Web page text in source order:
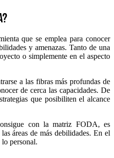
que se emplea para conocer
y amenazas. Tanto de una
o simplemente en el aspecto
a las fibras más profundas de
de cerca las capacidades. De
que posibiliten el alcance
con la matriz FODA, es
áreas de más debilidades. En el
lo personal.